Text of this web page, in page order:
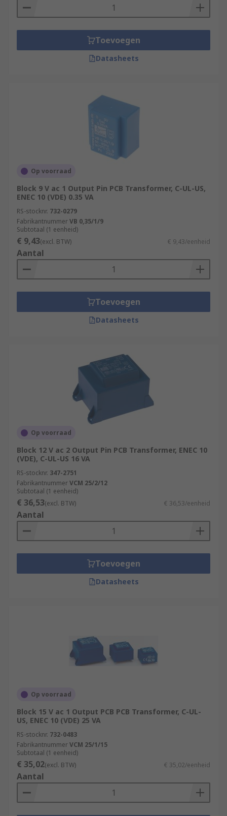
Toevoegen
Datasheets
Op voorraad
Block 9 V ac 1 Output Pin PCB Transformer, C-UL-US,
ENEC 10 (VDE) 0.35 VA
RS-stocknr. 732-0279
FabrikantnummerVB 0,35/1/9
Subtotaal (1 eenheid)
€ 9,43(excl. BTW) € 9,43/eenheid
Aantal
Toevoegen
Datasheets
Op voorraad
Block 12 V ac 2 Output Pin PCB Transformer, ENEC 10
(VDE), C-UL-US 16 VA
RS-stocknr. 347-2751
FabrikantnummerVCM 25/2/12
Subtotaal (1 eenheid)
€ 36,53(excl. BTW) € 36,53/eenheid
Aantal
Toevoegen
Datasheets
Op voorraad
Block 15 V ac 1 Output PCB PCB Transformer, C-UL-
US, ENEC 10 (VDE) 25 VA
RS-stocknr. 732-0483
FabrikantnummerVCM 25/1/15
Subtotaal (1 eenheid)
€ 35,02(excl. BTW) € 35,02/eenheid
Aantal